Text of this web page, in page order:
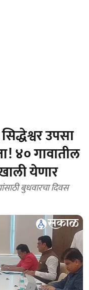
उपसा
४० गावातील
येणार
बुधवारचा दिवस